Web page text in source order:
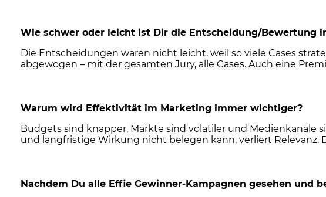
Wie schwer oder leicht ist Dir die Entscheidung/Bewertung
Die Entscheidungen waren nicht leicht, weil so viele Cases
abgewogen – mit der gesamten Jury, alle Cases. Auch eine
Warum wird Effektivität im Marketing immer wichtiger?
Budgets sind knapper, Märkte sind volatiler und
und langfristige Wirkung nicht belegen kann, verliert Relevanz.
Nachdem Du alle Effie Gewinner-Kampagnen gesehen und